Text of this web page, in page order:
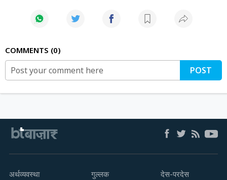
COMMENTS 0
POST
अर्थव्यवस्था गुल्लक देस-परदेस